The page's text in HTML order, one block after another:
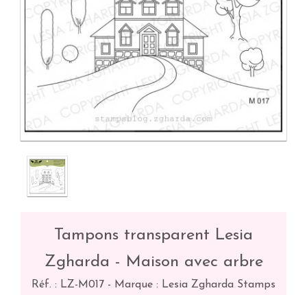
Tampons transparent Lesia
Zgharda - Maison avec arbre
Réf. : LZ-M017 - Marque : Lesia Zgharda Stamps